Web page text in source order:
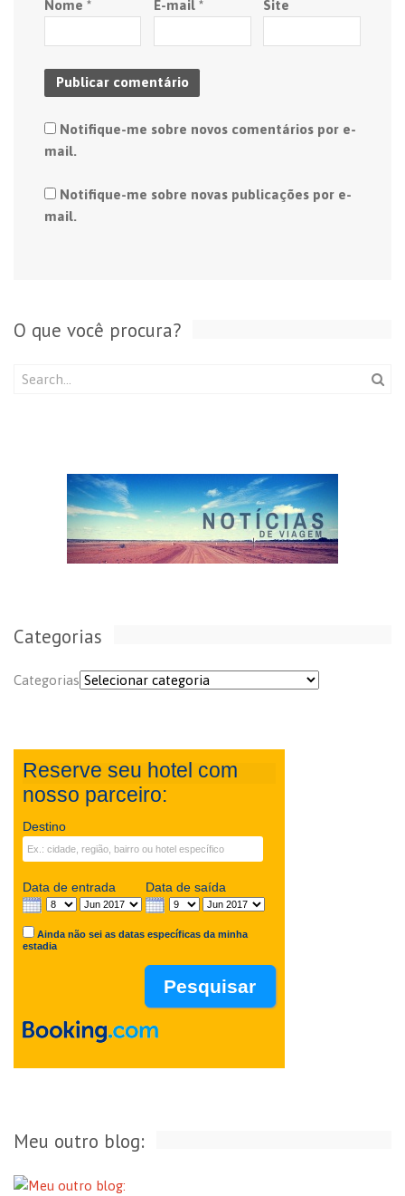
Nome * E-mail * Site
Notifique-me sobre novos comentários por e-
mail.
Notifique-me sobre novas publicações por e-
mail.
O que você procura?
Categorias
Categorias
Reserve seu hotel com
nosso parceiro:
Destino
Data de entrada Data de saída
Ainda não sei as datas específicas da minha
estadia
Meu outro blog: